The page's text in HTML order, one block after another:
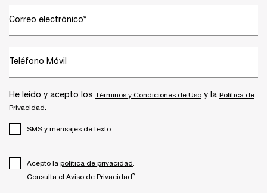
Correo electrónico*
Teléfono Móvil
He leído y acepto los Términos y Condiciones de Uso y la Política de
Privacidad.
SMS y mensajes de texto
Acepto la política de privacidad
Consulta el Aviso de Privacidad*